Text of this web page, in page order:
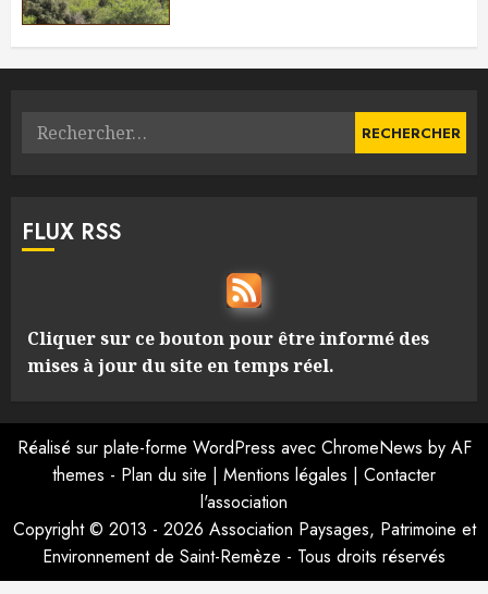
Rechercher :
FLUX RSS
Cliquer sur ce bouton pour être informé des
mises à jour du site en temps réel.
Réalisé sur plate-forme WordPress avec ChromeNews by AF
themes - Plan du site | Mentions légales | Contacter
l'association
Copyright © 2013 - 2026 Association Paysages, Patrimoine et
Environnement de Saint-Remèze - Tous droits réservés